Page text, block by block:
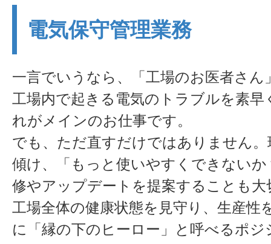
電気保守管理業務
一言でいうなら、「工場のお医者さん
工場内で起きる電気のトラブルを素早
れがメインのお仕事です。
でも、ただ直すだけではありません
傾け、「もっと使いやすくできないか
修やアップデートを提案することも大
工場全体の健康状態を見守り、生産性
に「縁の下のヒーロー」と呼べるポ